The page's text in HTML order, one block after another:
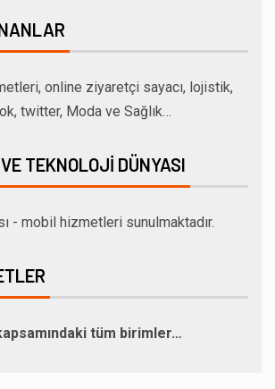
online ziyaretçi sayacı, lojistik,
twitter, Moda ve Sağlık…
TEKNOLOJI DÜNYASI
- mobil hizmetleri sunulmaktadır.
tüm birimler…